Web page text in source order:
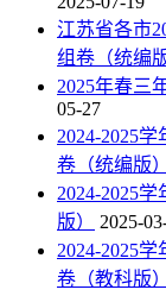
江苏省各市
组卷（统编版
2025年春三
05-27
2024-2025
卷（统编版）
2024-2025
版）
2025-
2024-2025
卷（教科版）